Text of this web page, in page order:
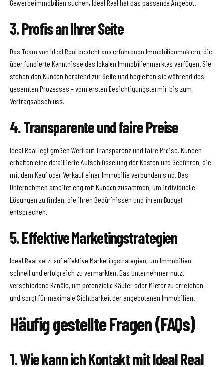
Gewerbeimmobilien suchen, Ideal Real hat das passende Angebot.
3. Profis an Ihrer Seite
Das Team von Ideal Real besteht aus erfahrenen Immobilienmaklern, die
über fundierte Kenntnisse des lokalen Immobilienmarktes verfügen. Sie
stehen den Kunden beratend zur Seite und begleiten sie während des
gesamten Prozesses – vom ersten Besichtigungstermin bis zum
Vertragsabschluss.
4. Transparente und faire Preise
Ideal Real legt großen Wert auf Transparenz und faire Preise. Kunden
erhalten eine detaillierte Aufschlüsselung der Kosten und Gebühren, die
mit dem Kauf oder Verkauf einer Immobilie verbunden sind. Das
Unternehmen arbeitet eng mit Kunden zusammen, um individuelle
Lösungen zu finden, die ihren Bedürfnissen und ihrem Budget
entsprechen.
5. Effektive Marketingstrategien
Ideal Real setzt auf effektive Marketingstrategien, um Immobilien
schnell und erfolgreich zu vermarkten. Das Unternehmen nutzt
verschiedene Kanäle, um potenzielle Käufer oder Mieter zu erreichen
und sorgt für maximale Sichtbarkeit der angebotenen Immobilien.
Häufig gestellte Fragen (FAQs)
1. Wie kann ich Kontakt mit Ideal Real